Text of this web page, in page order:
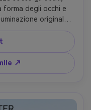
degli occhi e
originale,
così il ritocco
intatti i dettagli
4:5
↗